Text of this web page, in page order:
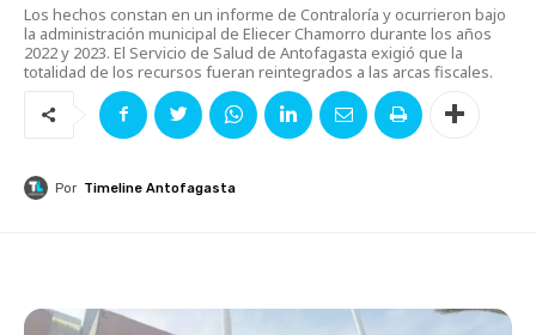
Los hechos constan en un informe de Contraloría y ocurrieron bajo
la administración municipal de Eliecer Chamorro durante los años
2022 y 2023. El Servicio de Salud de Antofagasta exigió que la
totalidad de los recursos fueran reintegrados a las arcas fiscales.
Por Timeline Antofagasta